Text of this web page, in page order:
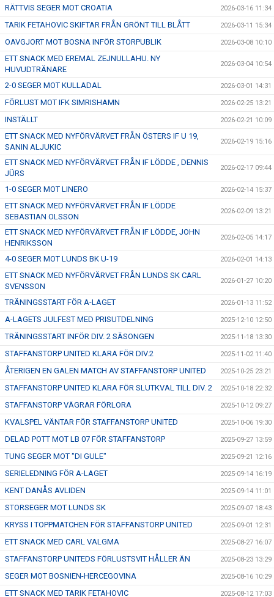
RÄTTVIS SEGER MOT CROATIA 2026-03-16 11:34
TARIK FETAHOVIC SKIFTAR FRÅN GRÖNT TILL BLÅTT 2026-03-11 15:34
OAVGJORT MOT BOSNA INFÖR STORPUBLIK 2026-03-08 10:10
ETT SNACK MED EREMAL ZEJNULLAHU. NY
HUVUDTRÄNARE
2026-03-04 10:54
2-0 SEGER MOT KULLADAL 2026-03-01 14:31
FÖRLUST MOT IFK SIMRISHAMN 2026-02-25 13:21
INSTÄLLT 2026-02-21 10:09
ETT SNACK MED NYFÖRVÄRVET FRÅN ÖSTERS IF U 19,
SANIN ALJUKIC
2026-02-19 15:16
ETT SNACK MED NYFÖRVÄRVET FRÅN IF LÖDDE , DENNIS
JÜRS
2026-02-17 09:44
1-0 SEGER MOT LINERO 2026-02-14 15:37
ETT SNACK MED NYFÖRVÄRVET FRÅN IF LÖDDE
SEBASTIAN OLSSON
2026-02-09 13:21
ETT SNACK MED NYFÖRVÄRVET FRÅN IF LÖDDE, JOHN
HENRIKSSON
2026-02-05 14:17
4-0 SEGER MOT LUNDS BK U-19 2026-02-01 14:13
ETT SNACK MED NYFÖRVÄRVET FRÅN LUNDS SK CARL
SVENSSON
2026-01-27 10:20
TRÄNINGSSTART FÖR A-LAGET 2026-01-13 11:52
A-LAGETS JULFEST MED PRISUTDELNING 2025-12-10 12:50
TRÄNINGSSTART INFÖR DIV. 2 SÄSONGEN 2025-11-18 13:30
STAFFANSTORP UNITED KLARA FÖR DIV.2 2025-11-02 11:40
ÅTERIGEN EN GALEN MATCH AV STAFFANSTORP UNITED 2025-10-25 23:21
STAFFANSTORP UNITED KLARA FÖR SLUTKVAL TILL DIV. 2 2025-10-18 22:32
STAFFANSTORP VÄGRAR FÖRLORA 2025-10-12 09:27
KVALSPEL VÄNTAR FÖR STAFFANSTORP UNITED 2025-10-06 19:30
DELAD POTT MOT LB 07 FÖR STAFFANSTORP 2025-09-27 13:59
TUNG SEGER MOT "DI GULE" 2025-09-21 12:16
SERIELEDNING FÖR A-LAGET 2025-09-14 16:19
KENT DANÅS AVLIDEN 2025-09-14 11:01
STORSEGER MOT LUNDS SK 2025-09-07 18:43
KRYSS I TOPPMATCHEN FÖR STAFFANSTORP UNITED 2025-09-01 12:31
ETT SNACK MED CARL VALGMA 2025-08-27 16:07
STAFFANSTORP UNITEDS FÖRLUSTSVIT HÅLLER ÄN 2025-08-23 13:29
SEGER MOT BOSNIEN-HERCEGOVINA 2025-08-16 10:29
ETT SNACK MED TARIK FETAHOVIC 2025-08-12 17:03